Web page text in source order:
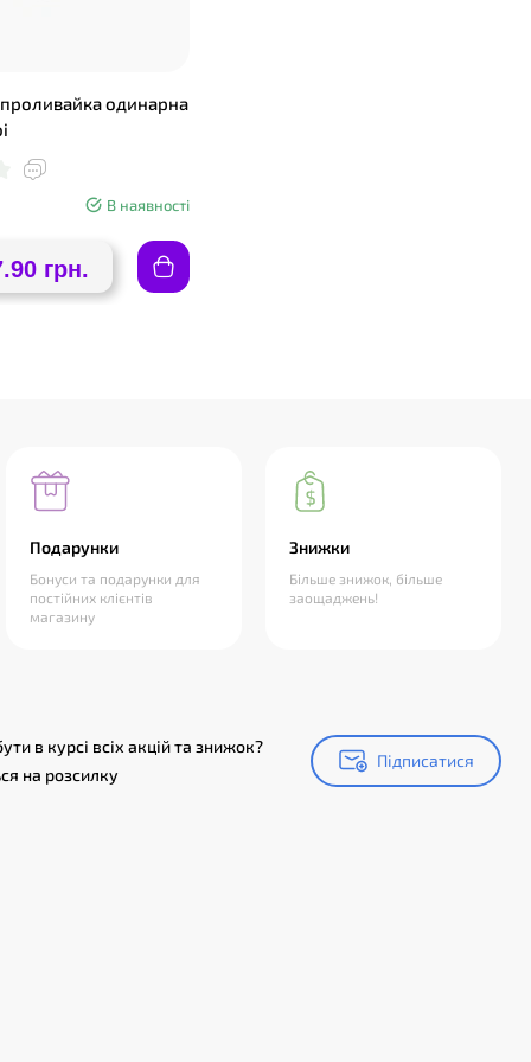
одинарна
В наявності
грн.
Подарунки
Бонуси та подарунки для
постійних клієнтів
магазину
Знижки
Більше знижок, більше
заощаджень!
в курсі всіх акцій та знижок?
на розсилку
Підписатися
Підписатися